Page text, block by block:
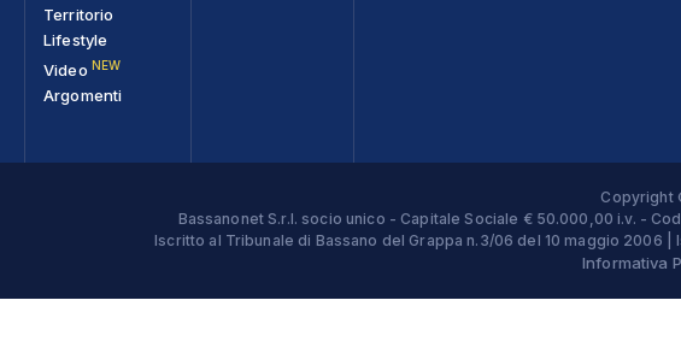
Territorio
Lifestyle
Video NEW
Argomenti
Copyright
Bassanonet S.r.l. socio unico - Capitale Sociale € 50.000,00 i.v. -
Iscritto al Tribunale di Bassano del Grappa n.3/06 del 10 maggio
Informativa